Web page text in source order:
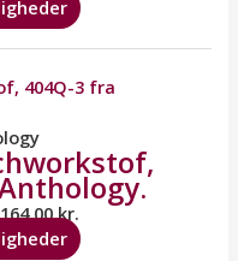
på
164,00kr.
vare
varianter.
Mulighederne
kan
vælges